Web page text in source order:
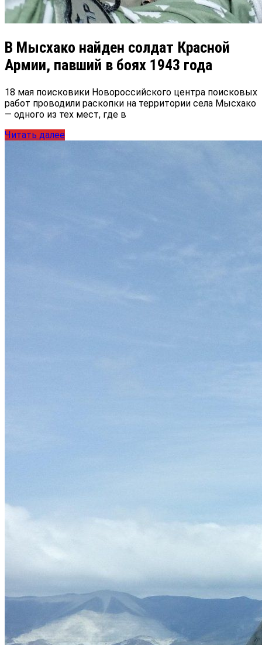
В Мысхако найден солдат Красной
Армии, павший в боях 1943 года
18 мая поисковики Новороссийского центра поисковых
работ проводили раскопки на территории села Мысхако
— одного из тех мест, где в
Читать далее